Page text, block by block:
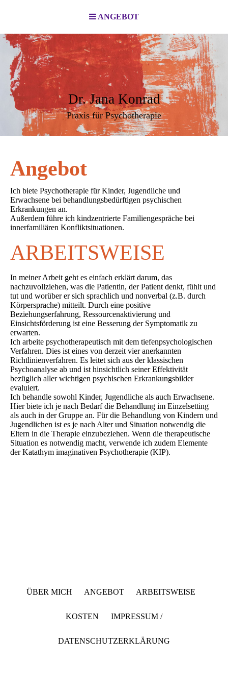
ANGEBOT
Dr. Jana Konrad
Praxis für Psychotherapie
Angebot
Ich biete Psychotherapie für Kinder, Jugendliche und
Erwachsene bei behandlungsbedürftigen psychischen
Erkrankungen an.
Außerdem führe ich kindzentrierte Familiengespräche bei
innerfamiliären Konfliktsituationen.
ARBEITSWEISE
In meiner Arbeit geht es einfach erklärt darum, das
nachzuvollziehen, was die Patientin, der Patient denkt, fühlt und
tut und worüber er sich sprachlich und nonverbal (z.B. durch
Körpersprache) mitteilt. Durch eine positive
Beziehungserfahrung, Ressourcenaktivierung und
Einsichtsförderung ist eine Besserung der Symptomatik zu
erwarten.
Ich arbeite psychotherapeutisch mit dem tiefenpsychologischen
Verfahren. Dies ist eines von derzeit vier anerkannten
Richtlinienverfahren. Es leitet sich aus der klassischen
Psychoanalyse ab und ist hinsichtlich seiner Effektivität
bezüglich aller wichtigen psychischen Erkrankungsbilder
evaluiert.
Ich behandle sowohl Kinder, Jugendliche als auch Erwachsene.
Hier biete ich je nach Bedarf die Behandlung im Einzelsetting
als auch in der Gruppe an. Für die Behandlung von Kindern und
Jugendlichen ist es je nach Alter und Situation notwendig die
Eltern in die Therapie einzubeziehen. Wenn die therapeutische
Situation es notwendig macht, verwende ich zudem Elemente
der Katathym imaginativen Psychotherapie (KIP).
ÜBER MICH ANGEBOT ARBEITSWEISE
KOSTEN IMPRESSUM /
DATENSCHUTZERKLÄRUNG